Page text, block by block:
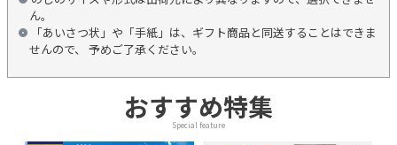
ん。
「あいさつ状」や「手紙」は、ギフト商品と同送することはできま
せんので、 予めご了承ください。
おすすめ特集
Special feature